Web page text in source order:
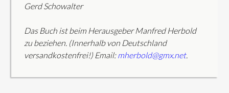
Gerd Schowalter
Das Buch ist beim Herausgeber Manfred Herbold
zu beziehen. (Innerhalb von Deutschland
versandkostenfrei!) Email:mherbold@gmx.net.